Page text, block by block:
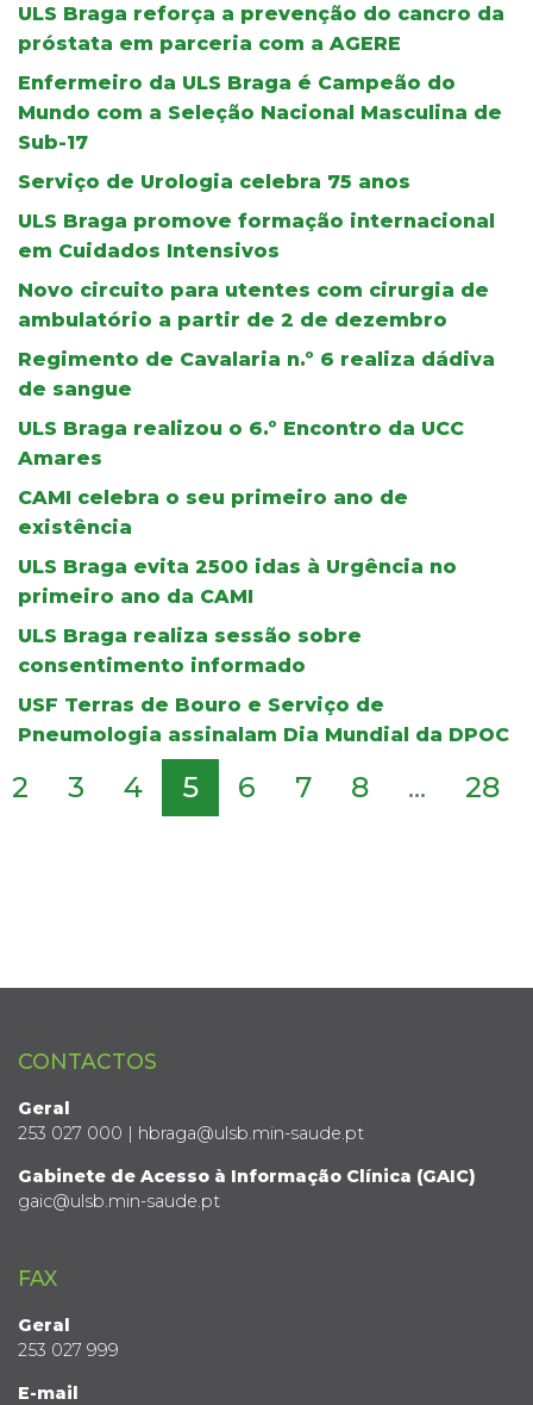
ULS Braga reforça a prevenção do cancro da
próstata em parceria com a AGERE
Enfermeiro da ULS Braga é Campeão do
Mundo com a Seleção Nacional Masculina de
Sub-17
Serviço de Urologia celebra 75 anos
ULS Braga promove formação internacional
em Cuidados Intensivos
Novo circuito para utentes com cirurgia de
ambulatório a partir de 2 de dezembro
Regimento de Cavalaria n.º 6 realiza dádiva
de sangue
ULS Braga realizou o 6.º Encontro da UCC
Amares
CAMI celebra o seu primeiro ano de
existência
ULS Braga evita 2500 idas à Urgência no
primeiro ano da CAMI
ULS Braga realiza sessão sobre
consentimento informado
USF Terras de Bouro e Serviço de
Pneumologia assinalam Dia Mundial da DPOC
2 3 4 5 6 7 8 ... 28
CONTACTOS
Geral
253 027 000 | hbraga@ulsb.min-saude.pt
Gabinete de Acesso à Informação Clínica (GAIC)
gaic@ulsb.min-saude.pt
FAX
Geral
253 027 999
E-mail